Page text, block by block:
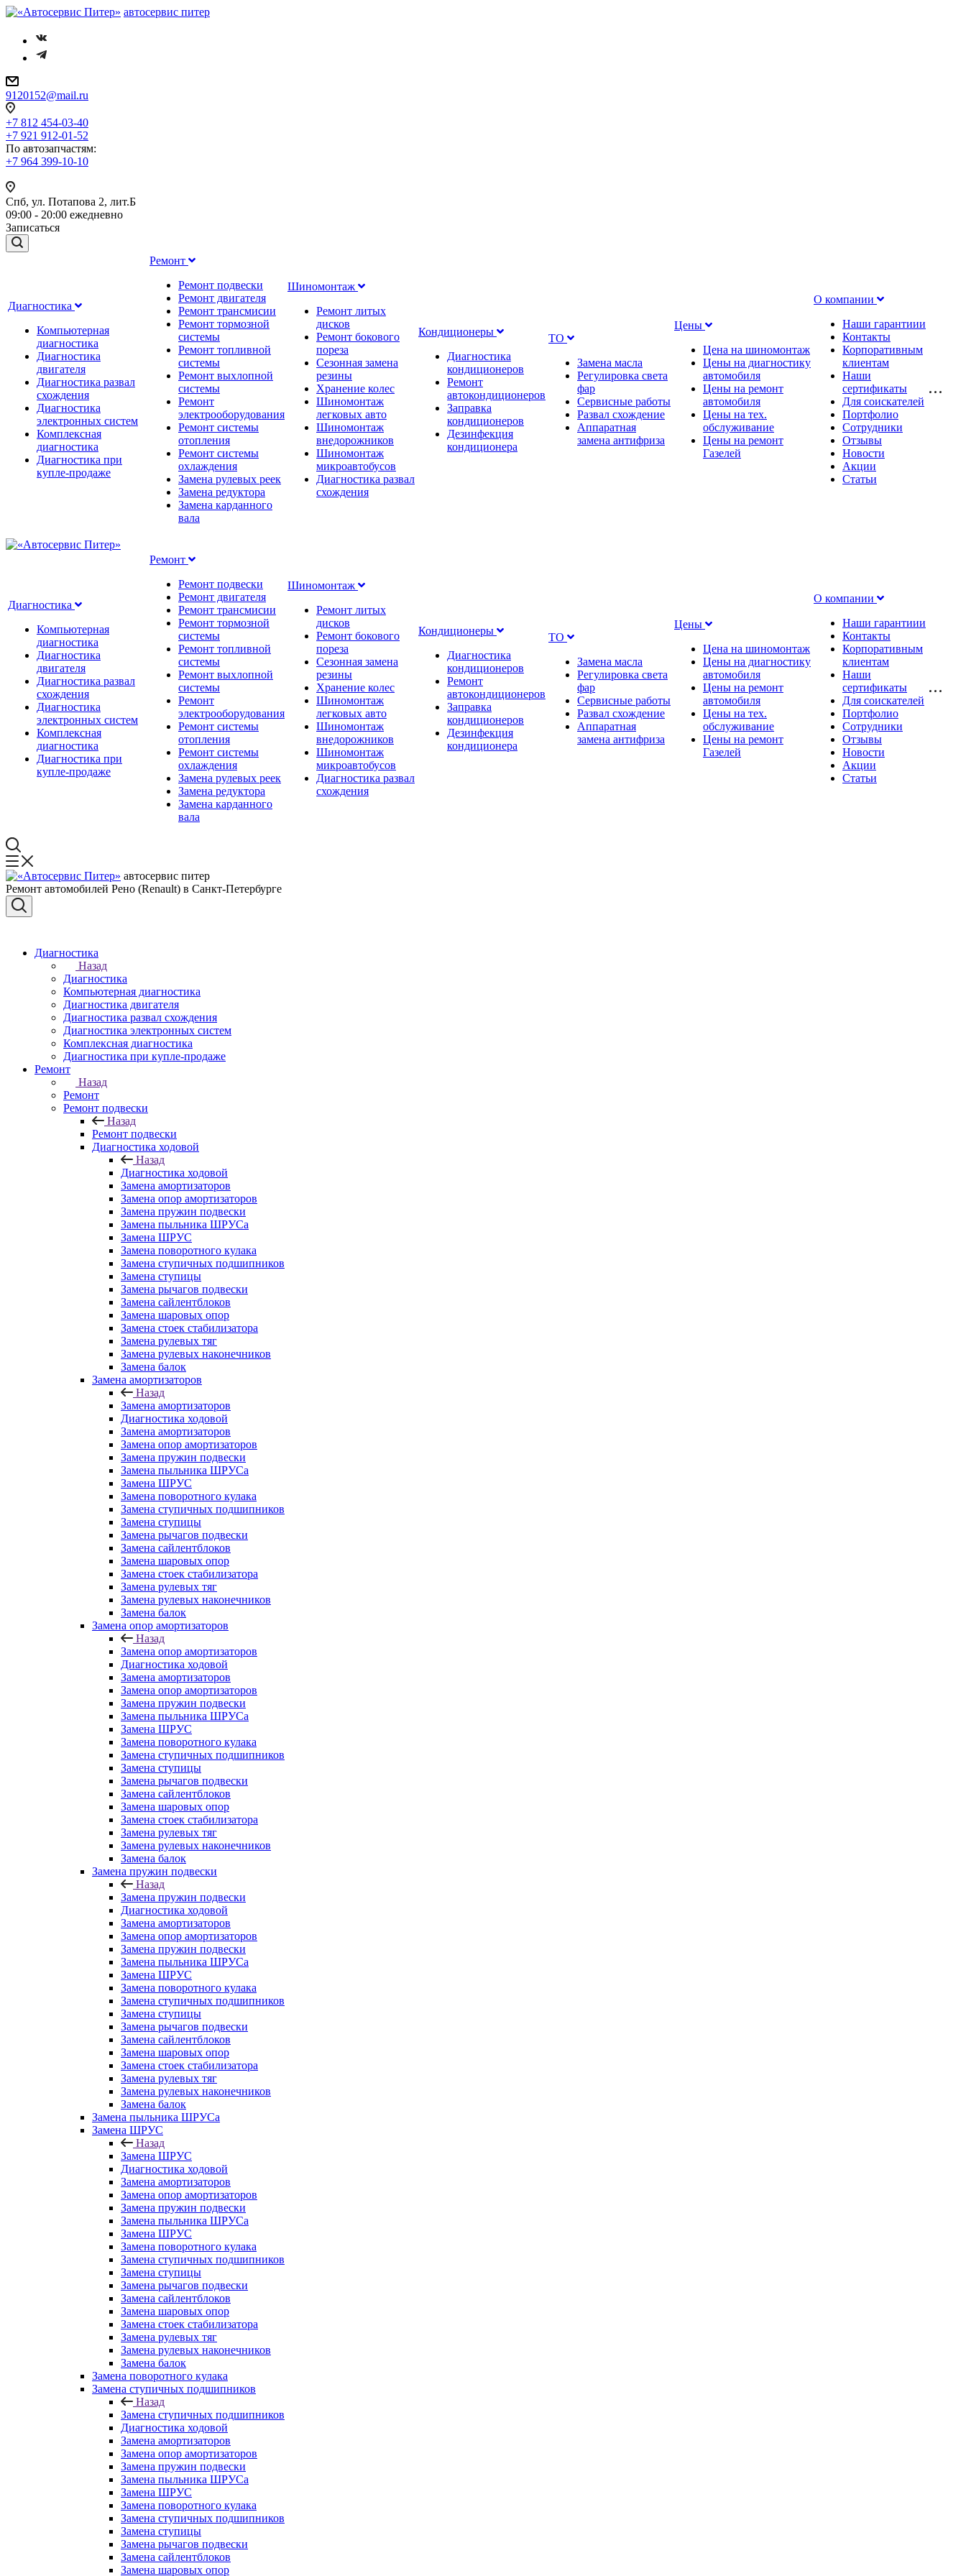
автосервис питер
9120152@mail.ru
+7 812 454-03-40
+7 921 912-01-52
По автозапчастям:
+7 964 399-10-10
Спб, ул. Потапова 2, лит.Б
09:00 - 20:00 ежедневно
Записаться
Диагностика
Компьютерная
диагностика
Диагностика
двигателя
Диагностика развал
схождения
Диагностика
электронных систем
Комплексная
диагностика
Диагностика при
купле-продаже
Ремонт
Ремонт подвески
Ремонт двигателя
Ремонт трансмисии
Ремонт тормозной
системы
Ремонт топливной
системы
Ремонт выхлопной
системы
Ремонт
электрооборудования
Ремонт системы
отопления
Ремонт системы
охлаждения
Замена рулевых реек
Замена редуктора
Замена карданного
вала
Шиномонтаж
Ремонт литых
дисков
Ремонт бокового
пореза
Сезонная замена
резины
Хранение колес
Шиномонтаж
легковых авто
Шиномонтаж
внедорожников
Шиномонтаж
микроавтобусов
Диагностика развал
схождения
Кондиционеры
Диагностика
кондиционеров
Ремонт
автокондиционеров
Заправка
кондиционеров
Дезинфекция
кондиционера
ТО
Замена масла
Регулировка света
фар
Сервисные работы
Развал схождение
Аппаратная
замена антифриза
Цены
Цена на шиномонтаж
Цены на диагностику
автомобиля
Цены на ремонт
автомобиля
Цены на тех.
обслуживание
Цены на ремонт
Газелей
О компании
Наши гарантиии
Контакты
Корпоративным
клиентам
Наши
сертификаты
Для соискателей
Портфолио
Сотрудники
Отзывы
Новости
Акции
Статьи
Диагностика
Компьютерная
диагностика
Диагностика
двигателя
Диагностика развал
схождения
Диагностика
электронных систем
Комплексная
диагностика
Диагностика при
купле-продаже
Ремонт
Ремонт подвески
Ремонт двигателя
Ремонт трансмисии
Ремонт тормозной
системы
Ремонт топливной
системы
Ремонт выхлопной
системы
Ремонт
электрооборудования
Ремонт системы
отопления
Ремонт системы
охлаждения
Замена рулевых реек
Замена редуктора
Замена карданного
вала
Шиномонтаж
Ремонт литых
дисков
Ремонт бокового
пореза
Сезонная замена
резины
Хранение колес
Шиномонтаж
легковых авто
Шиномонтаж
внедорожников
Шиномонтаж
микроавтобусов
Диагностика развал
схождения
Кондиционеры
Диагностика
кондиционеров
Ремонт
автокондиционеров
Заправка
кондиционеров
Дезинфекция
кондиционера
ТО
Замена масла
Регулировка света
фар
Сервисные работы
Развал схождение
Аппаратная
замена антифриза
Цены
Цена на шиномонтаж
Цены на диагностику
автомобиля
Цены на ремонт
автомобиля
Цены на тех.
обслуживание
Цены на ремонт
Газелей
О компании
Наши гарантиии
Контакты
Корпоративным
клиентам
Наши
сертификаты
Для соискателей
Портфолио
Сотрудники
Отзывы
Новости
Акции
Статьи
автосервис питер
Ремонт автомобилей Рено (Renault) в Санкт-Петербурге
Диагностика
Назад
Диагностика
Компьютерная диагностика
Диагностика двигателя
Диагностика развал схождения
Диагностика электронных систем
Комплексная диагностика
Диагностика при купле-продаже
Ремонт
Назад
Ремонт
Ремонт подвески
Назад
Ремонт подвески
Диагностика ходовой
Назад
Диагностика ходовой
Замена амортизаторов
Замена опор амортизаторов
Замена пружин подвески
Замена пыльника ШРУСа
Замена ШРУС
Замена поворотного кулака
Замена ступичных подшипников
Замена ступицы
Замена рычагов подвески
Замена сайлентблоков
Замена шаровых опор
Замена стоек стабилизатора
Замена рулевых тяг
Замена рулевых наконечников
Замена балок
Замена амортизаторов
Назад
Замена амортизаторов
Диагностика ходовой
Замена амортизаторов
Замена опор амортизаторов
Замена пружин подвески
Замена пыльника ШРУСа
Замена ШРУС
Замена поворотного кулака
Замена ступичных подшипников
Замена ступицы
Замена рычагов подвески
Замена сайлентблоков
Замена шаровых опор
Замена стоек стабилизатора
Замена рулевых тяг
Замена рулевых наконечников
Замена балок
Замена опор амортизаторов
Назад
Замена опор амортизаторов
Диагностика ходовой
Замена амортизаторов
Замена опор амортизаторов
Замена пружин подвески
Замена пыльника ШРУСа
Замена ШРУС
Замена поворотного кулака
Замена ступичных подшипников
Замена ступицы
Замена рычагов подвески
Замена сайлентблоков
Замена шаровых опор
Замена стоек стабилизатора
Замена рулевых тяг
Замена рулевых наконечников
Замена балок
Замена пружин подвески
Назад
Замена пружин подвески
Диагностика ходовой
Замена амортизаторов
Замена опор амортизаторов
Замена пружин подвески
Замена пыльника ШРУСа
Замена ШРУС
Замена поворотного кулака
Замена ступичных подшипников
Замена ступицы
Замена рычагов подвески
Замена сайлентблоков
Замена шаровых опор
Замена стоек стабилизатора
Замена рулевых тяг
Замена рулевых наконечников
Замена балок
Замена пыльника ШРУСа
Замена ШРУС
Назад
Замена ШРУС
Диагностика ходовой
Замена амортизаторов
Замена опор амортизаторов
Замена пружин подвески
Замена пыльника ШРУСа
Замена ШРУС
Замена поворотного кулака
Замена ступичных подшипников
Замена ступицы
Замена рычагов подвески
Замена сайлентблоков
Замена шаровых опор
Замена стоек стабилизатора
Замена рулевых тяг
Замена рулевых наконечников
Замена балок
Замена поворотного кулака
Замена ступичных подшипников
Назад
Замена ступичных подшипников
Диагностика ходовой
Замена амортизаторов
Замена опор амортизаторов
Замена пружин подвески
Замена пыльника ШРУСа
Замена ШРУС
Замена поворотного кулака
Замена ступичных подшипников
Замена ступицы
Замена рычагов подвески
Замена сайлентблоков
Замена шаровых опор